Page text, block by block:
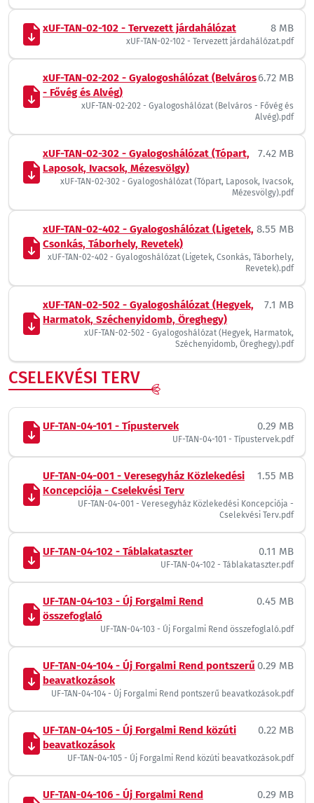
xUF-TAN-02-102 - Tervezett járdahálózat 8 MB
xUF-TAN-02-102 - Tervezett járdahálózat.pdf
xUF-TAN-02-202 - Gyalogoshálózat (Belváros
- Fővég és Alvég)
6.72 MB
xUF-TAN-02-202 - Gyalogoshálózat (Belváros - Fővég és
Alvég).pdf
xUF-TAN-02-302 - Gyalogoshálózat (Tópart,
Laposok, Ivacsok, Mézesvölgy)
7.42 MB
xUF-TAN-02-302 - Gyalogoshálózat (Tópart, Laposok, Ivacsok,
Mézesvölgy).pdf
xUF-TAN-02-402 - Gyalogoshálózat (Ligetek,
Csonkás, Táborhely, Revetek)
8.55 MB
xUF-TAN-02-402 - Gyalogoshálózat (Ligetek, Csonkás, Táborhely,
Revetek).pdf
xUF-TAN-02-502 - Gyalogoshálózat (Hegyek,
Harmatok, Széchenyidomb, Öreghegy)
7.1 MB
xUF-TAN-02-502 - Gyalogoshálózat (Hegyek, Harmatok,
Széchenyidomb, Öreghegy).pdf
CSELEKVÉSI TERV
UF-TAN-04-101 - Típustervek 0.29 MB
UF-TAN-04-101 - Típustervek.pdf
UF-TAN-04-001 - Veresegyház Közlekedési
Koncepciója - Cselekvési Terv
1.55 MB
UF-TAN-04-001 - Veresegyház Közlekedési Koncepciója -
Cselekvési Terv.pdf
UF-TAN-04-102 - Táblakataszter 0.11 MB
UF-TAN-04-102 - Táblakataszter.pdf
UF-TAN-04-103 - Új Forgalmi Rend
összefoglaló
0.45 MB
UF-TAN-04-103 - Új Forgalmi Rend összefoglaló.pdf
UF-TAN-04-104 - Új Forgalmi Rend pontszerű
beavatkozások
0.29 MB
UF-TAN-04-104 - Új Forgalmi Rend pontszerű beavatkozások.pdf
UF-TAN-04-105 - Új Forgalmi Rend közúti
beavatkozások
0.22 MB
UF-TAN-04-105 - Új Forgalmi Rend közúti beavatkozások.pdf
UF-TAN-04-106 - Új Forgalmi Rend 0.29 MB